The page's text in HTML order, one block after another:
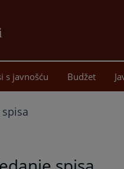
sadržaj
s javnošću Budžet